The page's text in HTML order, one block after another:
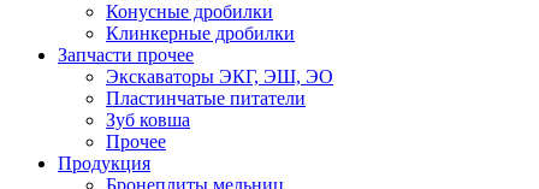
Конусные дробилки
Клинкерные дробилки
Запчасти прочее
Экскаваторы ЭКГ, ЭШ, ЭО
Пластинчатые питатели
Зуб ковша
Прочее
Продукция
Бронеплиты мельниц